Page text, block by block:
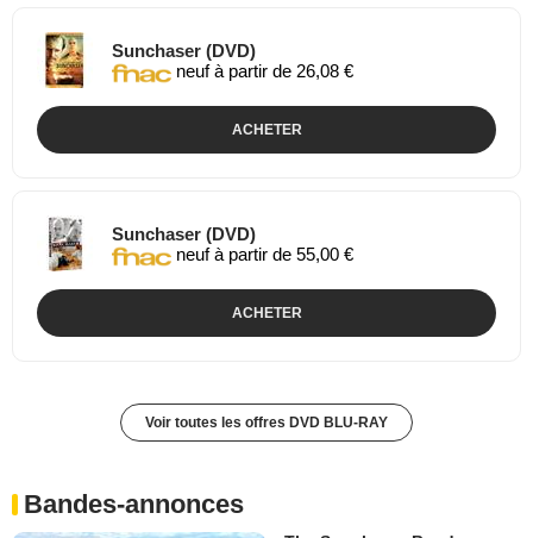
Sunchaser (DVD)
neuf à partir de 26,08 €
ACHETER
Sunchaser (DVD)
neuf à partir de 55,00 €
ACHETER
Voir toutes les offres DVD BLU-RAY
Bandes-annonces